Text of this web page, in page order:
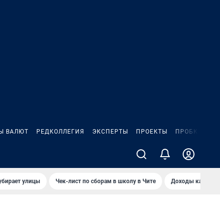
ВАЛЮТ РЕДКОЛЛЕГИЯ ЭКСПЕРТЫ ПРОЕКТЫ ПРОБКИ
улицы Чек-лист по сборам в школу в Чите Доходы